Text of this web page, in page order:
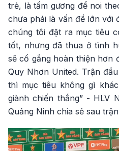
trẻ, là tấm gương để noi
chưa phải là vấn đề lớn với
chúng tôi đặt ra mục tiêu
tốt, nhưng đã thua ở tình
sẽ cố gắng hoàn thiện hơn
Quy Nhơn United. Trận
thì mục tiêu không gì
giành chiến thắng” - HLV
Quảng Ninh chia sẻ sau